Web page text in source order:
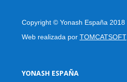
Copyright © Yonash España 2018
Web realizada por TOMCATSOFT
YONASH ESPAÑA